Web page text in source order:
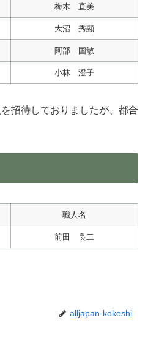
梅木 直美
大沼 秀顯
阿部 国敏
小林 澄子
招待しておりましたが、都合
職人名
前田 良二
alljapan-kokeshi